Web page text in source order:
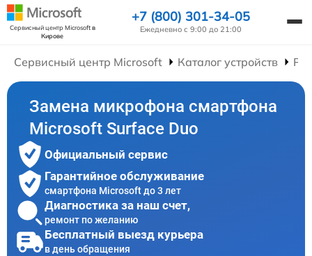
Сервисный центр Microsoftв
Кирове
+7 (800) 301-34-05
Ежедневно с 9:00 до 21:00
Сервисный центр Microsoft Каталог устройств
Замена микрофона смартфона
Microsoft Surface Duo
Официальный сервис
Гарантийное обслуживание
смартфона Microsoft до 3 лет
Диагностика за наш счет,
ремонт по желанию
Бесплатный выезд курьера
в день обращения